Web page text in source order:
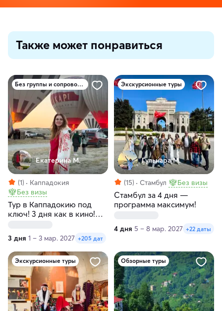
Также может понравиться
Без группы и сопровождения
Екатерина М.
(1)
Каппадокия
Без визы
Тур в Каппадокию под
ключ! 3 дня как в кино!
3 дня 1 – 3 мар. 2027 +205 дат
Экскурсионные туры
Гульнара М.
(15) Стамбул Без визы
Стамбул за 4 дня —
программа максимум!
4 дня 5 – 8 мар. 2027 +22 даты
Экскурсионные туры Обзорные туры